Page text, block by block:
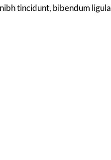
tincidunt, bibendum ligula